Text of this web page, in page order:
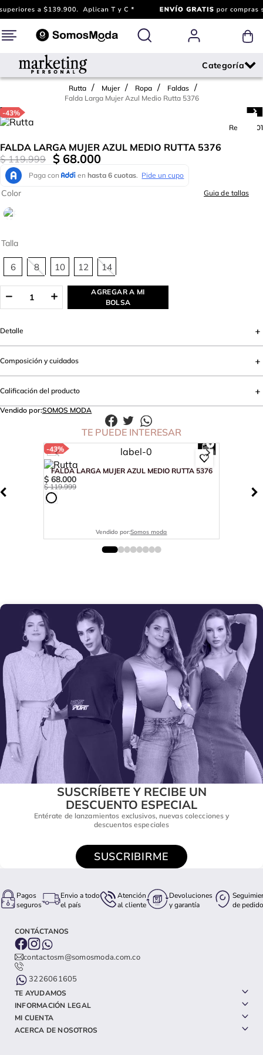
Rutta Mujer Ropa
Faldas
Falda Larga Mujer Azul Medio Rutta 5376
-43%
Ref.
711201
FALDA LARGA MUJER AZUL MEDIO RUTTA 5376
$ 119.999 $ 68.000
Talla
6 8 10 12 14
Color Guia de tallas
AGREGAR A MI
BOLSA
Detalle
Composición y cuidados
Calificación del producto
Vendido por:SOMOS MODA
TE PUEDE INTERESAR
-43%
FALDA LARGA MUJER AZUL MEDIO RUTTA 5376
$ 68.000
$ 119.999
Vendido por:Somos moda
SUSCRÍBETE Y RECIBE UN
DESCUENTO ESPECIAL
Entérate de lanzamientos exclusivos, nuevas colecciones y
descuentos especiales
SUSCRIBIRME
Pagos
seguros
Envio a todo
el país
Atención
al cliente
Devoluciones
y garantía
de pedido
CONTÁCTANOS
contactosm@somosmoda.com.co
3226061605
TE AYUDAMOS
INFORMACIÓN LEGAL
MI CUENTA
ACERCA DE NOSOTROS